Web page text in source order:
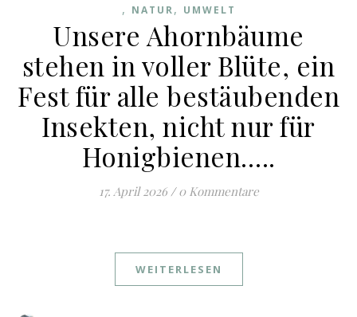
, NATUR, UMWELT
Unsere Ahornbäume
stehen in voller Blüte, ein
Fest für alle bestäubenden
Insekten, nicht nur für
Honigbienen…..
17. April 2026 / 0 Kommentare
WEITERLESEN